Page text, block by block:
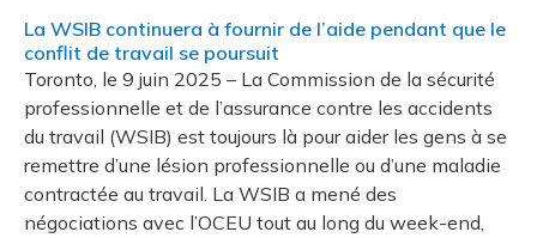
La WSIB continuera à fournir de l’aide pendant que le
conflit de travail se poursuit
Toronto, le 9 juin 2025 – La Commission de la sécurité
professionnelle et de l’assurance contre les accidents
du travail (WSIB) est toujours là pour aider les gens à se
remettre d’une lésion professionnelle ou d’une maladie
contractée au travail. La WSIB a mené des
négociations avec l’OCEU tout au long du week-end,